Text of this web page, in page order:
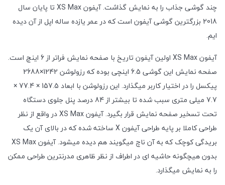
چند گوشی جذاب را به نمایش گذاشت. آیفون XS Max تا پایان سال
2018 بزرگترین گوشی آیفون است که در عمر یازده ساله اپل از آن دیده
ایم.
آیفون XS Max اولین آیفون تاریخ با صفحه نمایش فراتر از 6 اینچ است.
صفحه نمایش این گوشی 6.5 اینچی بوده که رزولوشن 1242×2688
پیکسل را در اختیار کاربر میگذارد. این رزولوشن با ابعاد 157.5 × 77.4 ×
7.7 میلی متری سبب شده تا بیشتر از 84 درصد پنل جلوی دستگاه
تحت تسخیر صفحه نمایش قرار بگیرد. آیفون XS Max در واقع از نظر
طراحی کاملا بر پایه طراحی آیفون X ساخته شده که در بالای آن یک
بریدگی کوچک که به آن ناچ میگویند هم دیده میشود. آیفون XS Max
بدون هیچگونه حاشیه ای در اطراف از نظر ظاهری مدرنترین طراحی ممکن
را به نمایش میگذارد.